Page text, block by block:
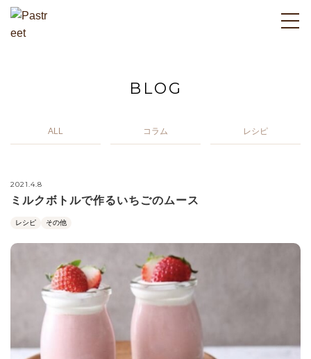
BLOG
ALL コラム レシピ
2021.4.8
ミルクボトルで作るいちごのムース
レシピ その他